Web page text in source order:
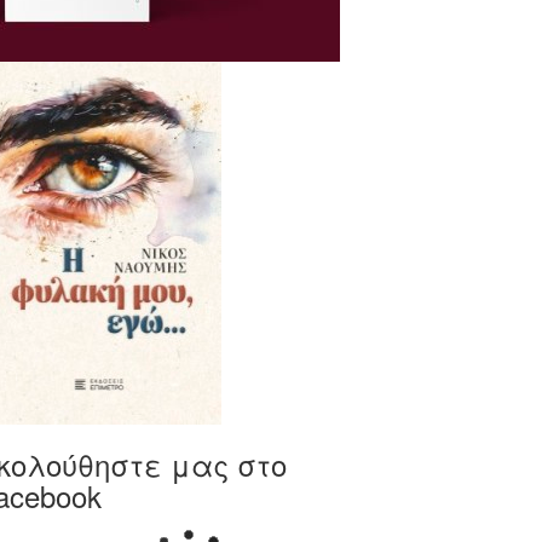
μας στο